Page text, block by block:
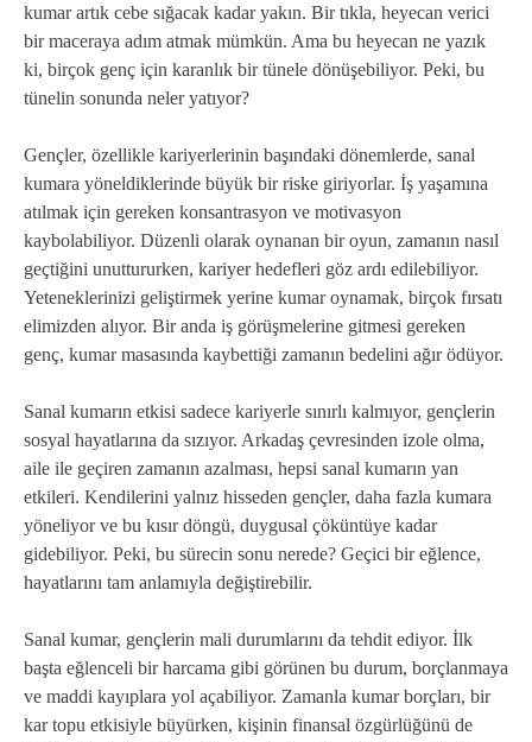
kumar artık cebe sığacak kadar yakın. Bir tıkla, heyecan verici
bir maceraya adım atmak mümkün. Ama bu heyecan ne yazık
ki, birçok genç için karanlık bir tünele dönüşebiliyor. Peki, bu
tünelin sonunda neler yatıyor?
Gençler, özellikle kariyerlerinin başındaki dönemlerde, sanal
kumara yöneldiklerinde büyük bir riske giriyorlar. İş yaşamına
atılmak için gereken konsantrasyon ve motivasyon
kaybolabiliyor. Düzenli olarak oynanan bir oyun, zamanın nasıl
geçtiğini unuttururken, kariyer hedefleri göz ardı edilebiliyor.
Yeteneklerinizi geliştirmek yerine kumar oynamak, birçok fırsatı
elimizden alıyor. Bir anda iş görüşmelerine gitmesi gereken
genç, kumar masasında kaybettiği zamanın bedelini ağır ödüyor.
Sanal kumarın etkisi sadece kariyerle sınırlı kalmıyor, gençlerin
sosyal hayatlarına da sızıyor. Arkadaş çevresinden izole olma,
aile ile geçiren zamanın azalması, hepsi sanal kumarın yan
etkileri. Kendilerini yalnız hisseden gençler, daha fazla kumara
yöneliyor ve bu kısır döngü, duygusal çöküntüye kadar
gidebiliyor. Peki, bu sürecin sonu nerede? Geçici bir eğlence,
hayatlarını tam anlamıyla değiştirebilir.
Sanal kumar, gençlerin mali durumlarını da tehdit ediyor. İlk
başta eğlenceli bir harcama gibi görünen bu durum, borçlanmaya
ve maddi kayıplara yol açabiliyor. Zamanla kumar borçları, bir
kar topu etkisiyle büyürken, kişinin finansal özgürlüğünü de